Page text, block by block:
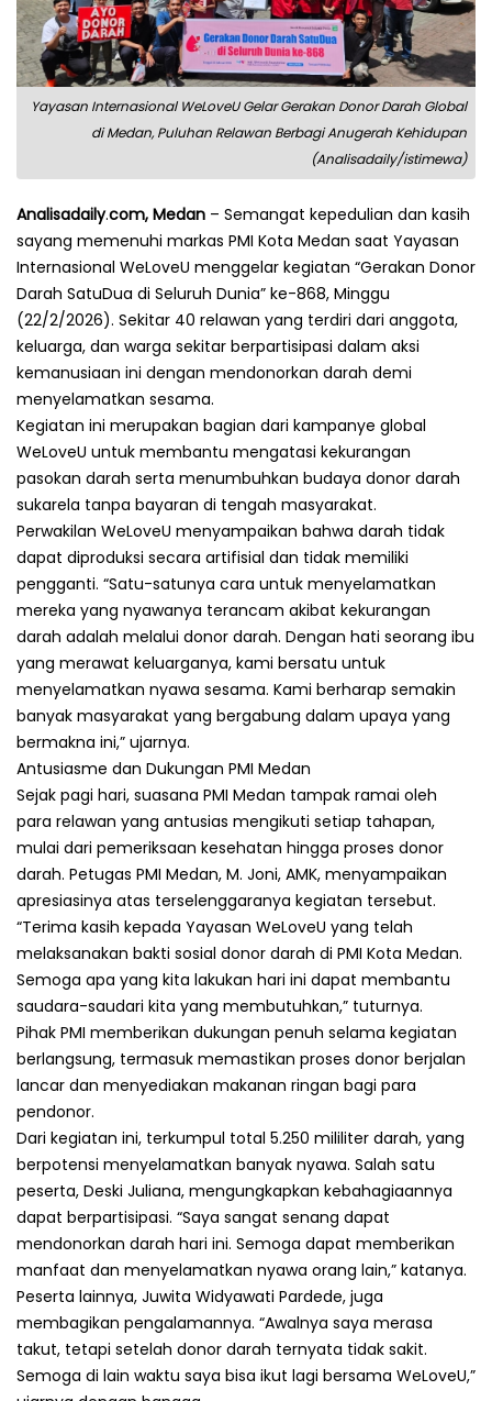
Yayasan Internasional WeLoveU Gelar Gerakan Donor Darah Global
di Medan, Puluhan Relawan Berbagi Anugerah Kehidupan
(Analisadaily/istimewa)
Analisadaily.com, Medan – Semangat kepedulian dan kasih
sayang memenuhi markas PMI Kota Medan saat Yayasan
Internasional WeLoveU menggelar kegiatan “Gerakan Donor
Darah SatuDua di Seluruh Dunia” ke-868, Minggu
(22/2/2026). Sekitar 40 relawan yang terdiri dari anggota,
keluarga, dan warga sekitar berpartisipasi dalam aksi
kemanusiaan ini dengan mendonorkan darah demi
menyelamatkan sesama.
Kegiatan ini merupakan bagian dari kampanye global
WeLoveU untuk membantu mengatasi kekurangan
pasokan darah serta menumbuhkan budaya donor darah
sukarela tanpa bayaran di tengah masyarakat.
Perwakilan WeLoveU menyampaikan bahwa darah tidak
dapat diproduksi secara artifisial dan tidak memiliki
pengganti. “Satu-satunya cara untuk menyelamatkan
mereka yang nyawanya terancam akibat kekurangan
darah adalah melalui donor darah. Dengan hati seorang ibu
yang merawat keluarganya, kami bersatu untuk
menyelamatkan nyawa sesama. Kami berharap semakin
banyak masyarakat yang bergabung dalam upaya yang
bermakna ini,” ujarnya.
Antusiasme dan Dukungan PMI Medan
Sejak pagi hari, suasana PMI Medan tampak ramai oleh
para relawan yang antusias mengikuti setiap tahapan,
mulai dari pemeriksaan kesehatan hingga proses donor
darah. Petugas PMI Medan, M. Joni, AMK, menyampaikan
apresiasinya atas terselenggaranya kegiatan tersebut.
“Terima kasih kepada Yayasan WeLoveU yang telah
melaksanakan bakti sosial donor darah di PMI Kota Medan.
Semoga apa yang kita lakukan hari ini dapat membantu
saudara-saudari kita yang membutuhkan,” tuturnya.
Pihak PMI memberikan dukungan penuh selama kegiatan
berlangsung, termasuk memastikan proses donor berjalan
lancar dan menyediakan makanan ringan bagi para
pendonor.
Dari kegiatan ini, terkumpul total 5.250 mililiter darah, yang
berpotensi menyelamatkan banyak nyawa. Salah satu
peserta, Deski Juliana, mengungkapkan kebahagiaannya
dapat berpartisipasi. “Saya sangat senang dapat
mendonorkan darah hari ini. Semoga dapat memberikan
manfaat dan menyelamatkan nyawa orang lain,” katanya.
Peserta lainnya, Juwita Widyawati Pardede, juga
membagikan pengalamannya. “Awalnya saya merasa
takut, tetapi setelah donor darah ternyata tidak sakit.
Semoga di lain waktu saya bisa ikut lagi bersama WeLoveU,”